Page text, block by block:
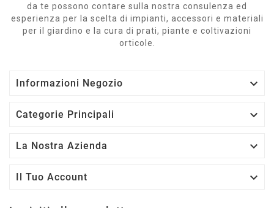
da te possono contare sulla nostra consulenza ed
esperienza per la scelta di impianti, accessori e materiali
per il giardino e la cura di prati, piante e coltivazioni
orticole.
Informazioni Negozio 
Categorie Principali 
La Nostra Azienda 
Il Tuo Account 